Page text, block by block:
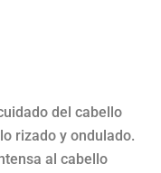
del cabello
rizado y ondulado.
al cabello